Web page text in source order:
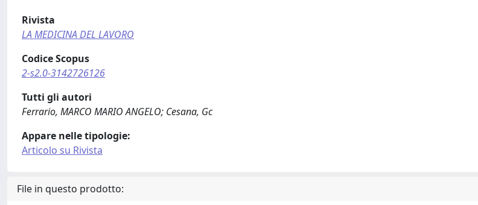
Rivista
LA MEDICINA DEL LAVORO
Codice Scopus
2-s2.0-3142726126
Tutti gli autori
Ferrario, MARCO MARIO ANGELO; Cesana, Gc
Appare nelle tipologie:
Articolo su Rivista
File in questo prodotto: